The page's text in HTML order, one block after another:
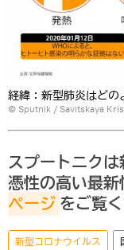
経緯：新型肺炎はどの
© Sputnik / Savitskaya
スプートニク
憑性の高い最新
ページ をご覧
新型コロナウイルス